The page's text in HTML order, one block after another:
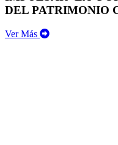
DEL PATRIMONIO
Ver Más